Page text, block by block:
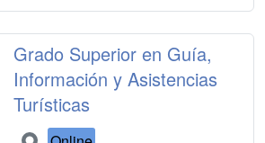
Grado Superior en Guía,
Información y Asistencias
Turísticas